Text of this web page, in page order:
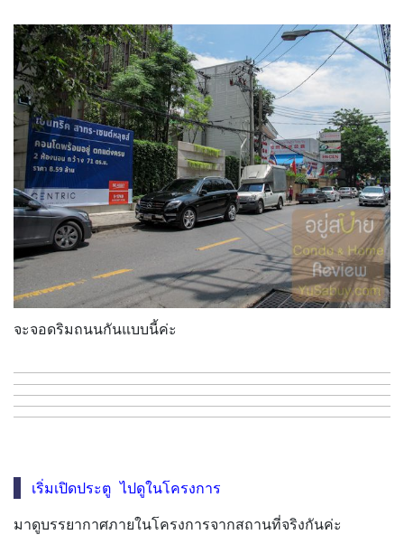
จะจอดริมถนนกันแบบนี้ค่ะ
เริ่มเปิดประตู ไปดูในโครงการ
มาดูบรรยากาศภายในโครงการจากสถานที่จริงกันค่ะ